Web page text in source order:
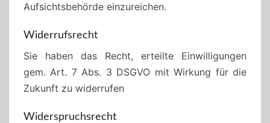
Aufsichtsbehörde einzureichen.
Widerrufsrecht
Sie haben das Recht, erteilte Einwilligungen
gem. Art. 7 Abs. 3 DSGVO mit Wirkung für die
Zukunft zu widerrufen
Widerspruchsrecht